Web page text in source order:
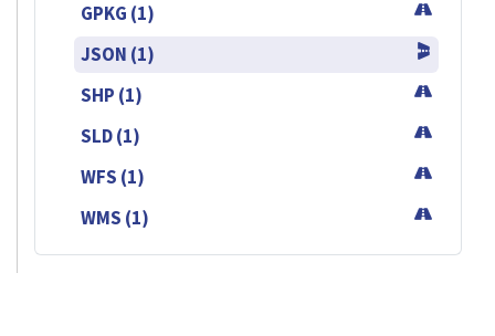
GPKG (1)
JSON (1)
SHP (1)
SLD (1)
WFS (1)
WMS (1)